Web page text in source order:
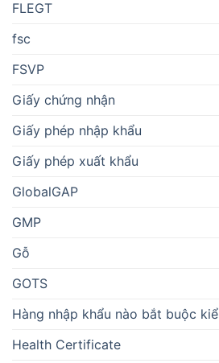
FLEGT
fsc
FSVP
Giấy chứng nhận
Giấy phép nhập khẩu
Giấy phép xuất khẩu
GlobalGAP
GMP
Gỗ
GOTS
Hàng nhập khẩu nào bắt buộc
Health Certificate